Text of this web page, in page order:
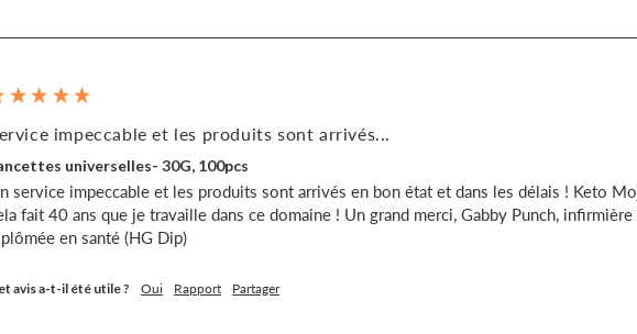
impeccable et les produits sont arrivés...
universelles- 30G, 100pcs
service impeccable et les produits sont arrivés en bon état et dans les délais ! Keto
fait 40 ans que je travaille dans ce domaine ! Un grand merci, Gabby Punch,
en santé (HG Dip)
avis a-t-il été utile ? Oui Rapport Partager